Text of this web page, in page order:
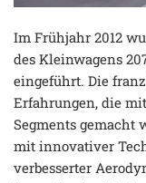
Im Frühjahr 2012
des Kleinwagens
eingeführt. Die
Erfahrungen, die
Segments gemacht
mit innovativer
verbesserter